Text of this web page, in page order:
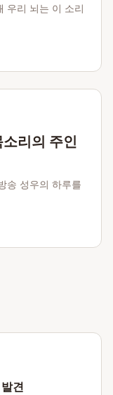
우리 뇌는 이 소리
리의 주인
송 성우의 하루를
견